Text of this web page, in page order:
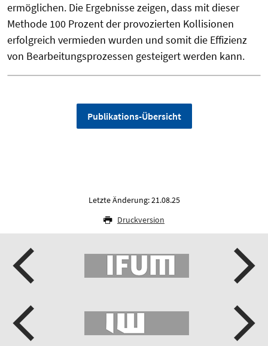
ermöglichen. Die Ergebnisse zeigen, dass mit dieser
Methode 100 Prozent der provozierten Kollisionen
erfolgreich vermieden wurden und somit die Effizienz
von Bearbeitungsprozessen gesteigert werden kann.
Publikations-Übersicht
Letzte Änderung: 21.08.25
Druckversion